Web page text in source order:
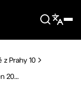
z Prahy 10
20...